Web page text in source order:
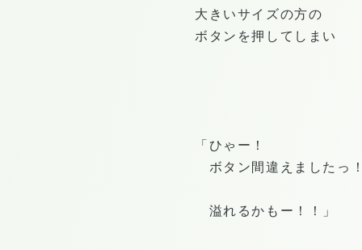
大きいサイズの方の
ボタンを押してしまい
「ひゃー！
ボタン間違えましたっ
溢れるかもー！！」